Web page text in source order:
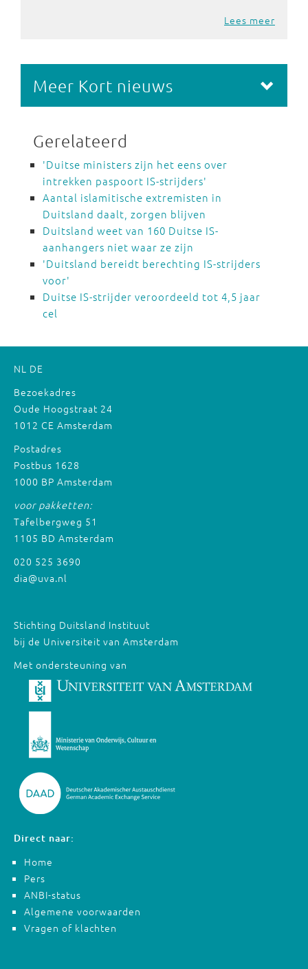
Lees meer
Meer Kort nieuws
Gerelateerd
'Duitse ministers zijn het eens over
intrekken paspoort IS-strijders'
Aantal islamitische extremisten in
Duitsland daalt, zorgen blijven
Duitsland weet van 160 Duitse IS-
aanhangers niet waar ze zijn
'Duitsland bereidt berechting IS-strijders
voor'
Duitse IS-strijder veroordeeld tot 4,5 jaar
cel
NL DE
Bezoekadres
Oude Hoogstraat 24
1012 CE Amsterdam
Postadres
Postbus 1628
1000 BP Amsterdam
voor pakketten:
Tafelbergweg 51
1105 BD Amsterdam
020 525 3690
dia@uva.nl
Stichting Duitsland Instituut
bij de Universiteit van Amsterdam
Met ondersteuning van
Direct naar:
Home
Pers
ANBI-status
Algemene voorwaarden
Vragen of klachten